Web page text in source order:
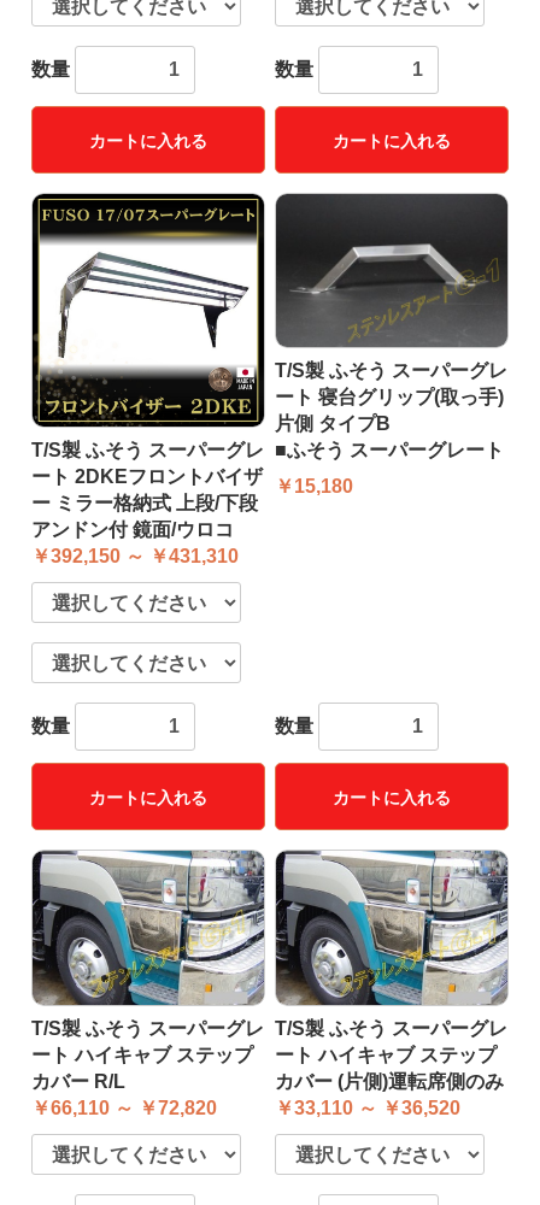
数量
カートに入れる
数量
カートに入れる
T/S製 ふそう スーパーグレ
ート 2DKEフロントバイザ
ー ミラー格納式 上段/下段
アンドン付 鏡面/ウロコ
￥392,150 ～ ￥431,310
数量
カートに入れる
T/S製 ふそう スーパーグレ
ート 寝台グリップ(取っ手)
片側 タイプB
■ふそう スーパーグレート
￥15,180
数量
カートに入れる
T/S製 ふそう スーパーグレ
ート ハイキャブ ステップ
カバー R/L
￥66,110 ～ ￥72,820
T/S製 ふそう スーパーグレ
ート ハイキャブ ステップ
カバー (片側)運転席側のみ
￥33,110 ～ ￥36,520